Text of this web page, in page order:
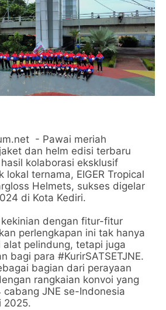
- Pawai meriah
dan helm edisi terbaru
hasil kolaborasi eksklusif
lokal ternama, EIGER Tropical
Helmets, sukses digelar
di Kota Kediri.
dengan fitur-fitur
perlengkapan ini tak hanya
pelindung, tetapi juga
bagi para #KurirSATSETJNE.
bagian dari perayaan
rangkaian konvoi yang
JNE se-Indonesia
2025.